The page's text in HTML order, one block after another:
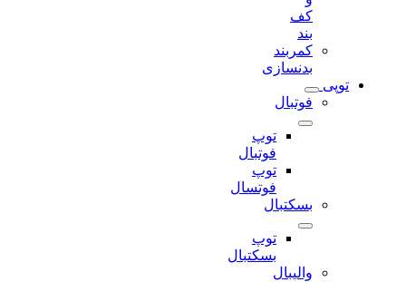
کمربند
بدنسازی
توپی
فوتبال
توپ
فوتبال
توپ
فوتسال
بسکتبال
توپ
بسکتبال
والیبال